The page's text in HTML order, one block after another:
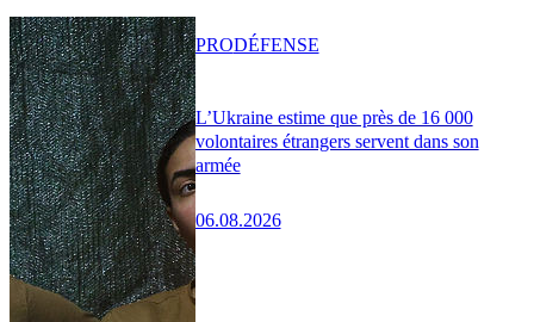
L’Ukraine estime que près de 16 000
volontaires étrangers servent dans son
armée
06.08.2026
PRODÉFENSE